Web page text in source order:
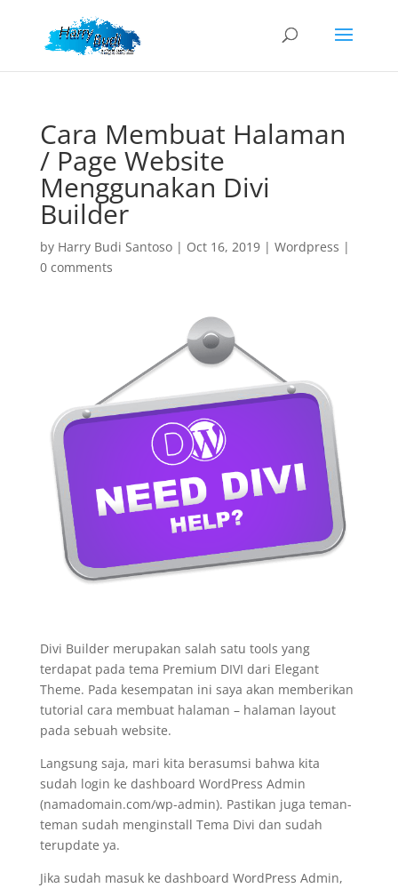
Cara Membuat Halaman
/ Page Website
Menggunakan Divi
Builder
by Harry Budi Santoso| Oct 16, 2019| Wordpress |
0 comments
Divi Builder merupakan salah satu tools yang
terdapat pada tema Premium DIVI dari Elegant
Theme. Pada kesempatan ini saya akan memberikan
tutorial cara membuat halaman – halaman layout
pada sebuah website.
Langsung saja, mari kita berasumsi bahwa kita
sudah login ke dashboard WordPress Admin
(namadomain.com/wp-admin). Pastikan juga teman-
teman sudah menginstall Tema Divi dan sudah
terupdate ya.
Jika sudah masuk ke dashboard WordPress Admin,